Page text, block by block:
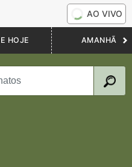
AO VIVO
HOJE AMANHÃ